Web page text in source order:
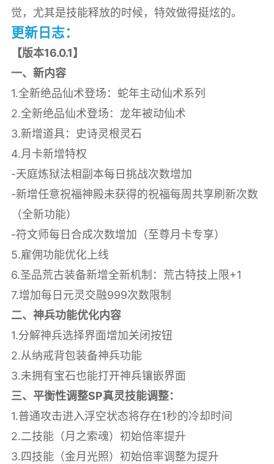
觉，尤其是技能释放的时候，特效做得挺炫的。
更新日志：
【版本16.0.1】
一、新内容
1.全新绝品仙术登场：蛇年主动仙术系列
2.全新绝品仙术登场：龙年被动仙术
3.新增道具：史诗灵根灵石
4.月卡新增特权
-天庭炼狱法相副本每日挑战次数增加
-新增任意祝福神殿未获得的祝福每周共享刷新次数
（全新功能）
-符文师每日合成次数增加（至尊月卡专享）
5.雇佣功能优化上线
6.圣品荒古装备新增全新机制：荒古特技上限+1
7.增加每日元灵交融999次数限制
二、神兵功能优化内容
1.分解神兵选择界面增加关闭按钮
2.从纳戒背包装备神兵功能
3.未拥有宝石也能打开神兵镶嵌界面
三、平衡性调整SP真灵技能调整：
1.普通攻击进入浮空状态将存在1秒的冷却时间
2.二技能（月之索魂）初始倍率提升
3.四技能（金月光照）初始倍率调整为提升